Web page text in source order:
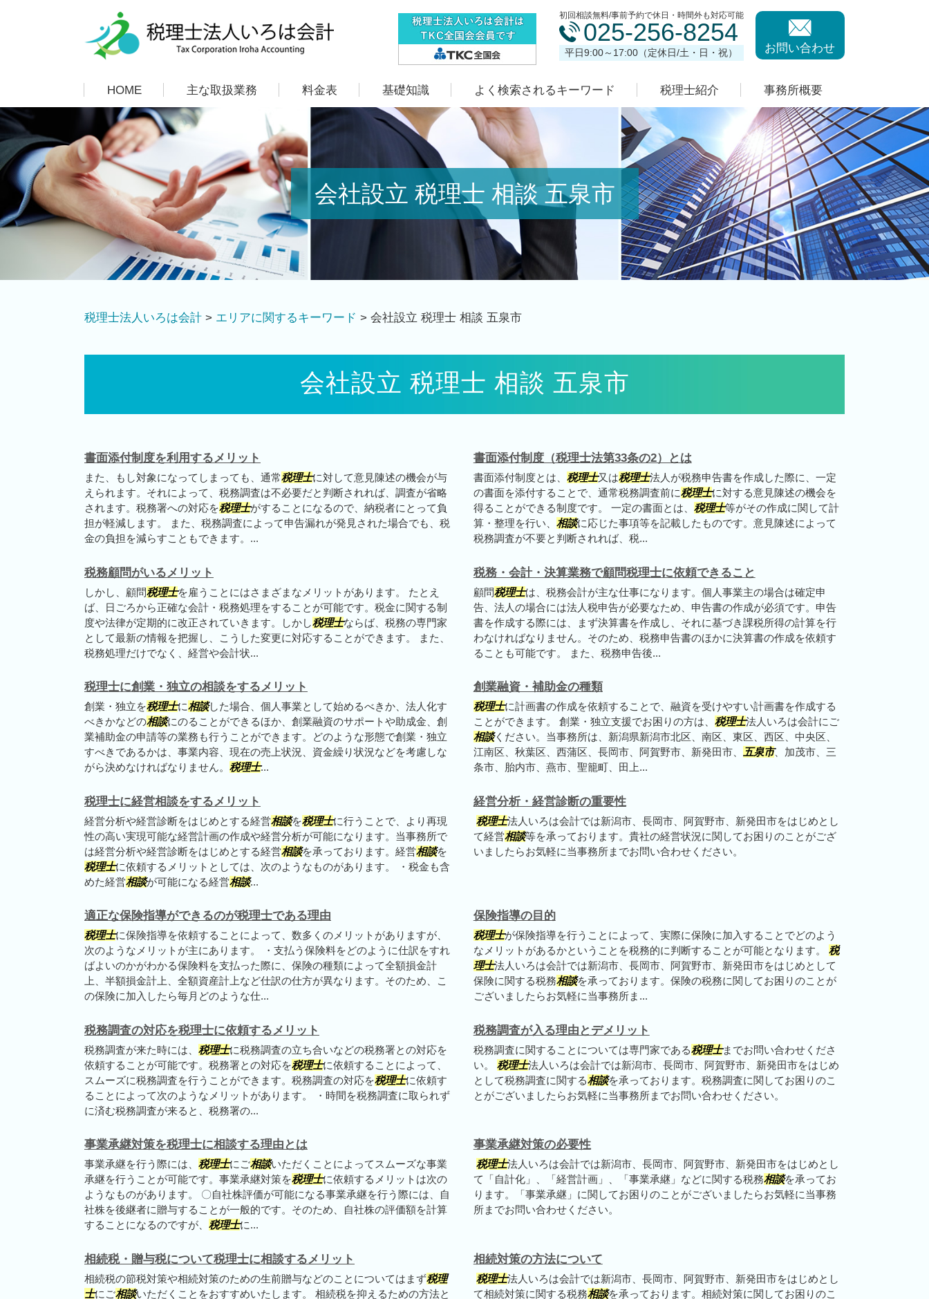
会社設立 税理士 相談 五泉市
初回相談無料/事前予約で休日・時間外も対応可能
025-256-8254
平日9:00～17:00（定休日/土・日・祝） お問い合わせ
HOME 主な取扱業務 料金表 基礎知識 よく検索されるキーワード 税理士紹介 事務所概要
税理士法人いろは会計 > エリアに関するキーワード > 会社設立 税理士 相談 五泉市
会社設立 税理士 相談 五泉市
書面添付制度を利用するメリット
また、もし対象になってしまっても、通常税理士に対して意見陳述の機会が与
えられます。それによって、税務調査は不必要だと判断されれば、調査が省略
されます。税務署への対応を税理士がすることになるので、納税者にとって負
担が軽減します。 また、税務調査によって申告漏れが発見された場合でも、税
金の負担を減らすこともできます。...
書面添付制度（税理士法第33条の2）とは
書面添付制度とは、 税理士又は税理士法人が税務申告書を作成した際に、一定
の書面を添付することで、通常税務調査前に税理士に対する意見陳述の機会を
得ることができる制度です。 一定の書面とは、 税理士等がその作成に関して計
算・整理を行い、 相談に応じた事項等を記載したものです。意見陳述によって
税務調査が不要と判断されれば、税...
税務顧問がいるメリット
しかし、顧問税理士を雇うことにはさまざまなメリットがあります。 たとえ
ば、日ごろから正確な会計・税務処理をすることが可能です。税金に関する制
度や法律が定期的に改正されていきます。しかし税理士ならば、税務の専門家
として最新の情報を把握し、こうした変更に対応することができます。 また、
税務処理だけでなく、経営や会計状...
税務・会計・決算業務で顧問税理士に依頼できること
顧問税理士は、税務会計が主な仕事になります。個人事業主の場合は確定申
告、法人の場合には法人税申告が必要なため、申告書の作成が必須です。申告
書を作成する際には、まず決算書を作成し、それに基づき課税所得の計算を行
わなければなりません。そのため、税務申告書のほかに決算書の作成を依頼す
ることも可能です。 また、税務申告後...
税理士に創業・独立の相談をするメリット
創業・独立を税理士に相談した場合、個人事業として始めるべきか、法人化す
べきかなどの相談にのることができるほか、創業融資のサポートや助成金、創
業補助金の申請等の業務も行うことができます。どのような形態で創業・独立
すべきであるかは、事業内容、現在の売上状況、資金繰り状況などを考慮しな
がら決めなければなりません。 税理士...
創業融資・補助金の種類
税理士に計画書の作成を依頼することで、融資を受けやすい計画書を作成する
ことができます。 創業・独立支援でお困りの方は、 税理士法人いろは会計にご
相談ください。当事務所は、新潟県新潟市北区、南区、東区、西区、中央区、
江南区、秋葉区、西蒲区、長岡市、阿賀野市、新発田市、
五泉市、加茂市、三
条市、胎内市、燕市、聖籠町、田上...
税理士に経営相談をするメリット
経営分析や経営診断をはじめとする経営相談を税理士に行うことで、より再現
性の高い実現可能な経営計画の作成や経営分析が可能になります。当事務所で
は経営分析や経営診断をはじめとする経営相談を承っております。経営相談を
税理士に依頼するメリットとしては、次のようなものがあります。 ・税金も含
めた経営相談が可能になる経営相談...
経営分析・経営診断の重要性
税理士法人いろは会計では新潟市、長岡市、阿賀野市、新発田市をはじめとし
て経営相談等を承っております。貴社の経営状況に関してお困りのことがござ
いましたらお気軽に当事務所までお問い合わせください。
適正な保険指導ができるのが税理士である理由
税理士に保険指導を依頼することによって、数多くのメリットがありますが、
次のようなメリットが主にあります。 ・支払う保険料をどのように仕訳をすれ
ばよいのかがわかる保険料を支払った際に、保険の種類によって全額損金計
上、半額損金計上、全額資産計上など仕訳の仕方が異なります。そのため、こ
の保険に加入したら毎月どのような仕...
保険指導の目的
税理士が保険指導を行うことによって、実際に保険に加入することでどのよう
なメリットがあるかということを税務的に判断することが可能となります。 税
理士法人いろは会計では新潟市、長岡市、阿賀野市、新発田市をはじめとして
保険に関する税務相談を承っております。保険の税務に関してお困りのことが
ございましたらお気軽に当事務所ま...
税務調査の対応を税理士に依頼するメリット
税務調査が来た時には、 税理士に税務調査の立ち合いなどの税務署との対応を
依頼することが可能です。税務署との対応を税理士に依頼することによって、
スムーズに税務調査を行うことができます。税務調査の対応を税理士に依頼す
ることによって次のようなメリットがあります。 ・時間を税務調査に取られず
に済む税務調査が来ると、税務署の...
税務調査が入る理由とデメリット
税務調査に関することについては専門家である税理士までお問い合わせくださ
い。 税理士法人いろは会計では新潟市、長岡市、阿賀野市、新発田市をはじめ
として税務調査に関する相談を承っております。税務調査に関してお困りのこ
とがございましたらお気軽に当事務所までお問い合わせください。
事業承継対策を税理士に相談する理由とは
事業承継を行う際には、 税理士にご相談いただくことによってスムーズな事業
承継を行うことが可能です。事業承継対策を税理士に依頼するメリットは次の
ようなものがあります。 〇自社株評価が可能になる事業承継を行う際には、自
社株を後継者に贈与することが一般的です。そのため、自社株の評価額を計算
することになるのですが、 税理士に...
事業承継対策の必要性
税理士法人いろは会計では新潟市、長岡市、阿賀野市、新発田市をはじめとし
て「自計化」、「経営計画」、「事業承継」などに関する税務相談を承ってお
ります。「事業承継」に関してお困りのことがございましたらお気軽に当事務
所までお問い合わせください。
相続税・贈与税について税理士に相談するメリット
相続税の節税対策や相続対策のための生前贈与などのことについてはまず税理
士にご相談いただくことをおすすめいたします。 相続税を抑えるための方法と
相続対策の方法について
税理士法人いろは会計では新潟市、長岡市、阿賀野市、新発田市をはじめとし
て相続対策に関する税務相談を承っております。相続対策に関してお困りのこ